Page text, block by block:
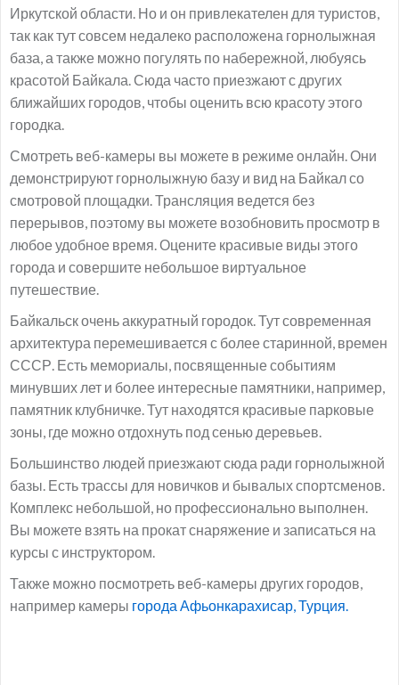
Иркутской области. Но и он привлекателен для туристов,
так как тут совсем недалеко расположена горнолыжная
база, а также можно погулять по набережной, любуясь
красотой Байкала. Сюда часто приезжают с других
ближайших городов, чтобы оценить всю красоту этого
городка.
Смотреть веб-камеры вы можете в режиме онлайн. Они
демонстрируют горнолыжную базу и вид на Байкал со
смотровой площадки. Трансляция ведется без
перерывов, поэтому вы можете возобновить просмотр в
любое удобное время. Оцените красивые виды этого
города и совершите небольшое виртуальное
путешествие.
Байкальск очень аккуратный городок. Тут современная
архитектура перемешивается с более старинной, времен
СССР. Есть мемориалы, посвященные событиям
минувших лет и более интересные памятники, например,
памятник клубничке. Тут находятся красивые парковые
зоны, где можно отдохнуть под сенью деревьев.
Большинство людей приезжают сюда ради горнолыжной
базы. Есть трассы для новичков и бывалых спортсменов.
Комплекс небольшой, но профессионально выполнен.
Вы можете взять на прокат снаряжение и записаться на
курсы с инструктором.
Также можно посмотреть веб-камеры других городов,
например камеры города Афьонкарахисар, Турция.